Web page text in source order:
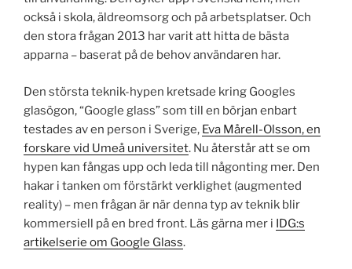
också i skola, äldreomsorg och på arbetsplatser. Och
den stora frågan 2013 har varit att hitta de bästa
apparna – baserat på de behov användaren har.
Den största teknik-hypen kretsade kring Googles
glasögon, “Google glass” som till en början enbart
testades av en person i Sverige, Eva Mårell-Olsson, en
forskare vid Umeå universitet. Nu återstår att se om
hypen kan fångas upp och leda till någonting mer. Den
hakar i tanken om förstärkt verklighet (augmented
reality) – men frågan är när denna typ av teknik blir
kommersiell på en bred front. Läs gärna mer i IDG:s
artikelserie om Google Glass.